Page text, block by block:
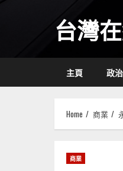
台灣
主頁 政治
Home 商業
商業